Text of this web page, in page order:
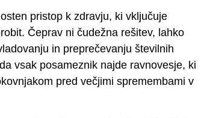
pristop k zdravju, ki vključuje
Čeprav ni čudežna rešitev, lahko
in preprečevanju številnih
vsak posameznik najde ravnovesje, ki
pred večjimi spremembami v